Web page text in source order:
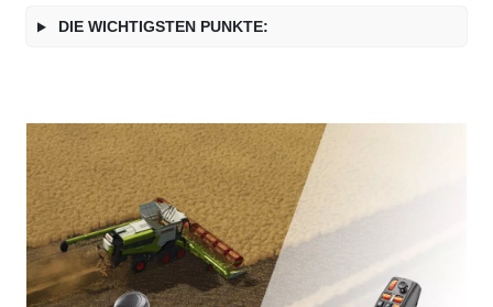
DIE WICHTIGSTEN PUNKTE: